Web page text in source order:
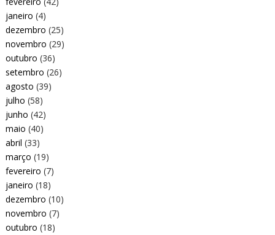
janeiro (4)
dezembro (25)
novembro (29)
outubro (36)
setembro (26)
agosto (39)
julho (58)
junho (42)
maio (40)
abril (33)
março (19)
fevereiro (7)
janeiro (18)
dezembro (10)
novembro (7)
outubro (18)